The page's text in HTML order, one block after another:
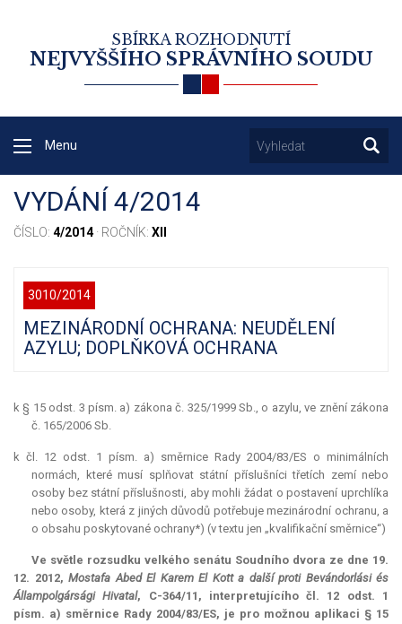
SBÍRKA ROZHODNUTÍ
NEJVYŠŠÍHO SPRÁVNÍHO SOUDU
Menu
VYDÁNÍ 4/2014
ČÍSLO: 4/2014· ROČNÍK: XII
3010/2014
MEZINÁRODNÍ OCHRANA: NEUDĚLENÍ
AZYLU; DOPLŇKOVÁ OCHRANA
k § 15 odst. 3 písm. a) zákona č. 325/1999 Sb., o azylu, ve znění zákona
č. 165/2006 Sb.
k čl. 12 odst. 1 písm. a) směrnice Rady 2004/83/ES o minimálních
normách, které musí splňovat státní příslušníci třetích zemí nebo
osoby bez státní příslušnosti, aby mohli žádat o postavení uprchlíka
nebo osoby, která z jiných důvodů potřebuje mezinárodní ochranu, a
o obsahu poskytované ochrany*) (v textu jen „kvalifikační směrnice“)
Ve světle rozsudku velkého senátu Soudního dvora ze dne 19.
12. 2012, Mostafa Abed El Karem El Kott a další proti Bevándorlási és
Állampolgársági Hivatal, C-364/11, interpretujícího čl. 12 odst. 1
písm. a) směrnice Rady 2004/83/ES, je pro možnou aplikaci § 15